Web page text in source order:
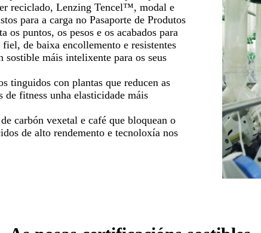
reciclado, Lenzing Tencel™, modal e
para a carga no Pasaporte de Produtos
puntos, os pesos e os acabados para
de baixa encollemento e resistentes
sostible máis intelixente para os seus
tinguidos con plantas que reducen as
de fitness unha elasticidade máis
carbón vexetal e café que bloquean o
de alto rendemento e tecnoloxía nos